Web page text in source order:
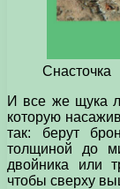
Снасточка
И все же щука
которую
так: берут
толщиной до
двойника или
чтобы сверху